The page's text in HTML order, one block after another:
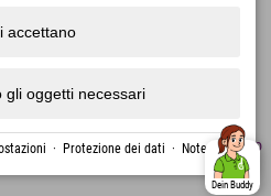
Certificati di Lavori
Italiano
Dein Buddy
accettano
gli oggetti necessari
· Protezione dei dati · Note legali